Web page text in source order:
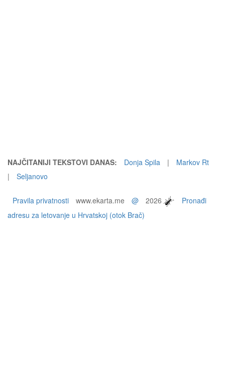
NAJČITANIJI TEKSTOVI DANAS: Donja Spila |
Markov Rt
|
Seljanovo
Pravila privatnosti www.ekarta.me @ 2026
Pronađi
adresu za letovanje u Hrvatskoj (otok Brač)